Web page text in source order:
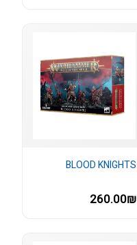
BLOOD KNIGHTS
260.00₪